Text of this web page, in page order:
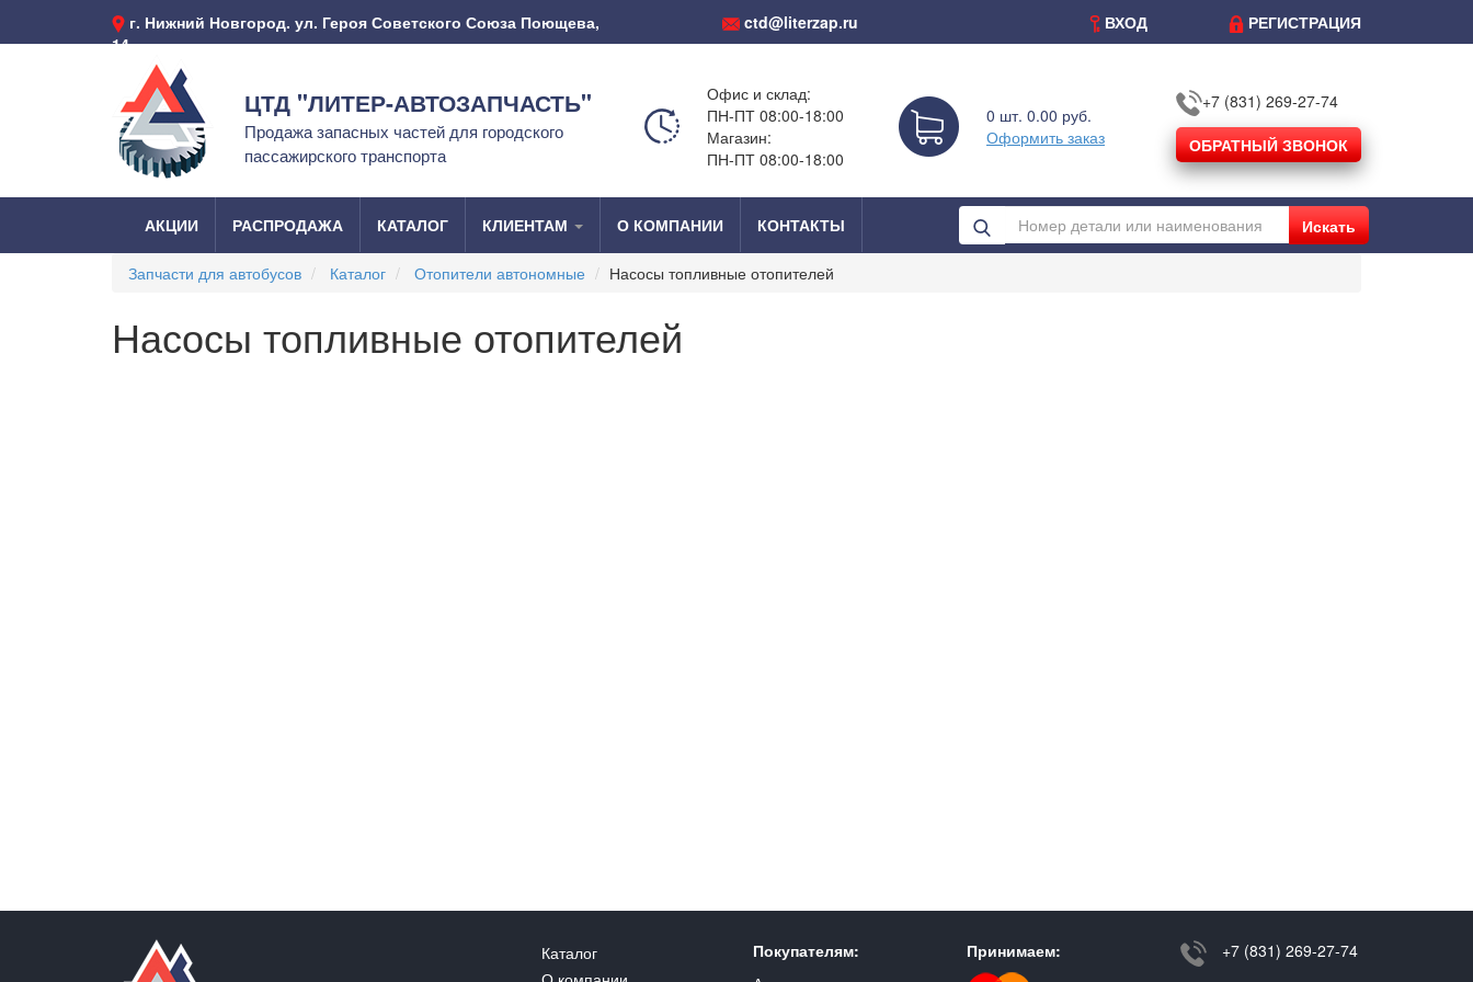
г. Нижний Новгород. ул. Героя Советского Союза Поющева,
14
ctd@literzap.ru ВХОД РЕГИСТРАЦИЯ
ЦТД "ЛИТЕР-АВТОЗАПЧАСТЬ"
Продажа запасных частей для городского
пассажирского транспорта
Офис и склад:
ПН-ПТ 08:00-18:00
Магазин:
ПН-ПТ 08:00-18:00
0 шт. 0.00 руб.
Оформить заказ
+7 (831) 269-27-74
ОБРАТНЫЙ ЗВОНОК
АКЦИИ РАСПРОДАЖА КАТАЛОГ КЛИЕНТАМ О КОМПАНИИ КОНТАКТЫ Искать
Запчасти для автобусов Каталог Отопители автономные Насосы топливные отопителей
Насосы топливные отопителей
Каталог
Покупателям:
Принимаем: +7 (831) 269-27-74